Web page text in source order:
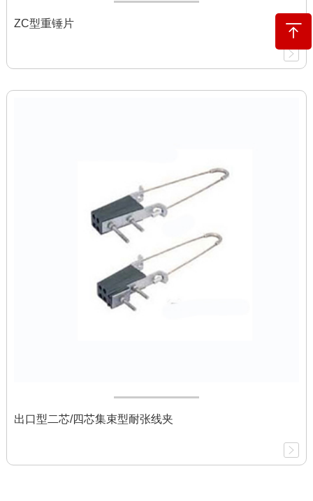
ZC型重锤片
出口型二芯/四芯集束型耐张线夹